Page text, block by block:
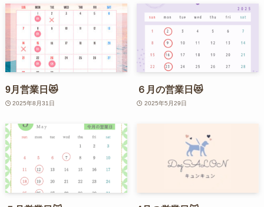
9月営業日😻
2025年8月31日
６月の営業日😻
2025年5月29日